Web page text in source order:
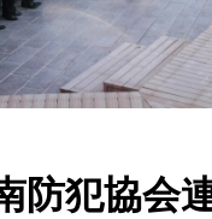
防犯協会